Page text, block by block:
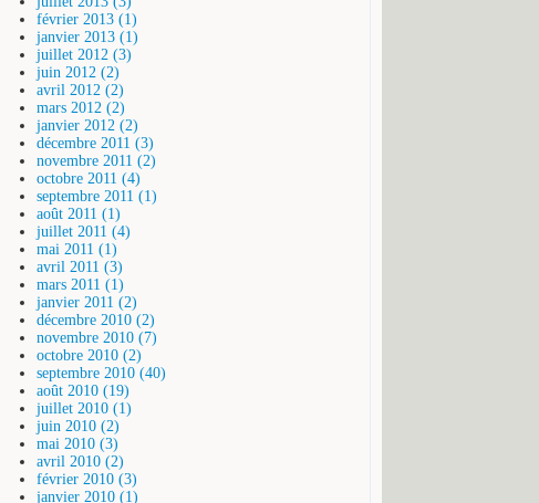
février 2013 (1)
janvier 2013 (1)
juillet 2012 (3)
juin 2012 (2)
avril 2012 (2)
mars 2012 (2)
janvier 2012 (2)
décembre 2011 (3)
novembre 2011 (2)
octobre 2011 (4)
septembre 2011 (1)
août 2011 (1)
juillet 2011 (4)
mai 2011 (1)
avril 2011 (3)
mars 2011 (1)
janvier 2011 (2)
décembre 2010 (2)
novembre 2010 (7)
octobre 2010 (2)
septembre 2010 (40)
août 2010 (19)
juillet 2010 (1)
juin 2010 (2)
mai 2010 (3)
avril 2010 (2)
février 2010 (3)
janvier 2010 (1)